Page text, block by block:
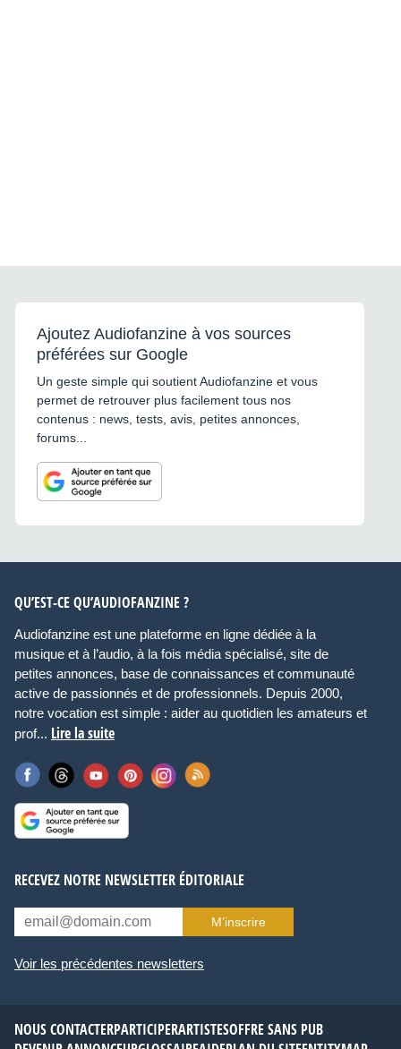
Ajoutez Audiofanzine à vos sources
préférées sur Google
Un geste simple qui soutient Audiofanzine et vous
permet de retrouver plus facilement tous nos
contenus : news, tests, avis, petites annonces,
forums...
QU’EST-CE QU’AUDIOFANZINE ?
Audiofanzine est une plateforme en ligne dédiée à la
musique et à l’audio, à la fois média spécialisé, site de
petites annonces, base de connaissances et communauté
active de passionnés et de professionnels. Depuis 2000,
notre vocation est simple : aider au quotidien les amateurs et
prof... Lire la suite
RECEVEZ NOTRE NEWSLETTER ÉDITORIALE
M’inscrire
Voir les précédentes newsletters
NOUS CONTACTERPARTICIPERARTISTESOFFRE SANS PUB